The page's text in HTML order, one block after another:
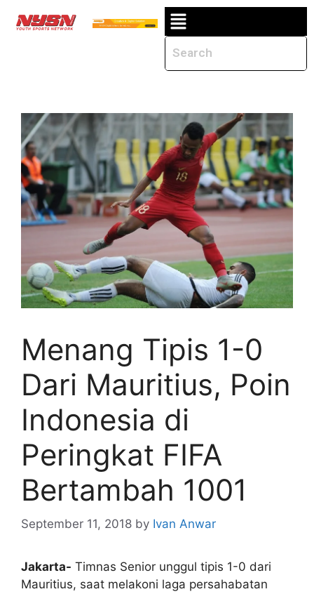
Menang Tipis 1-0
Dari Mauritius, Poin
Indonesia di
Peringkat FIFA
Bertambah 1001
September 11, 2018 by Ivan Anwar
Jakarta- Timnas Senior unggul tipis 1-0 dari
Mauritius, saat melakoni laga persahabatan